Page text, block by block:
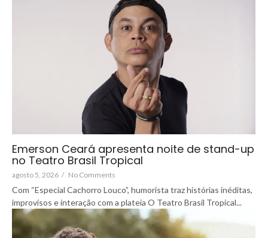
Emerson Ceará apresenta noite de stand-up
no Teatro Brasil Tropical
agosto 5, 2026 / No Comments
Com “Especial Cachorro Louco”, humorista traz histórias inéditas,
improvisos e interação com a plateia O Teatro Brasil Tropical...